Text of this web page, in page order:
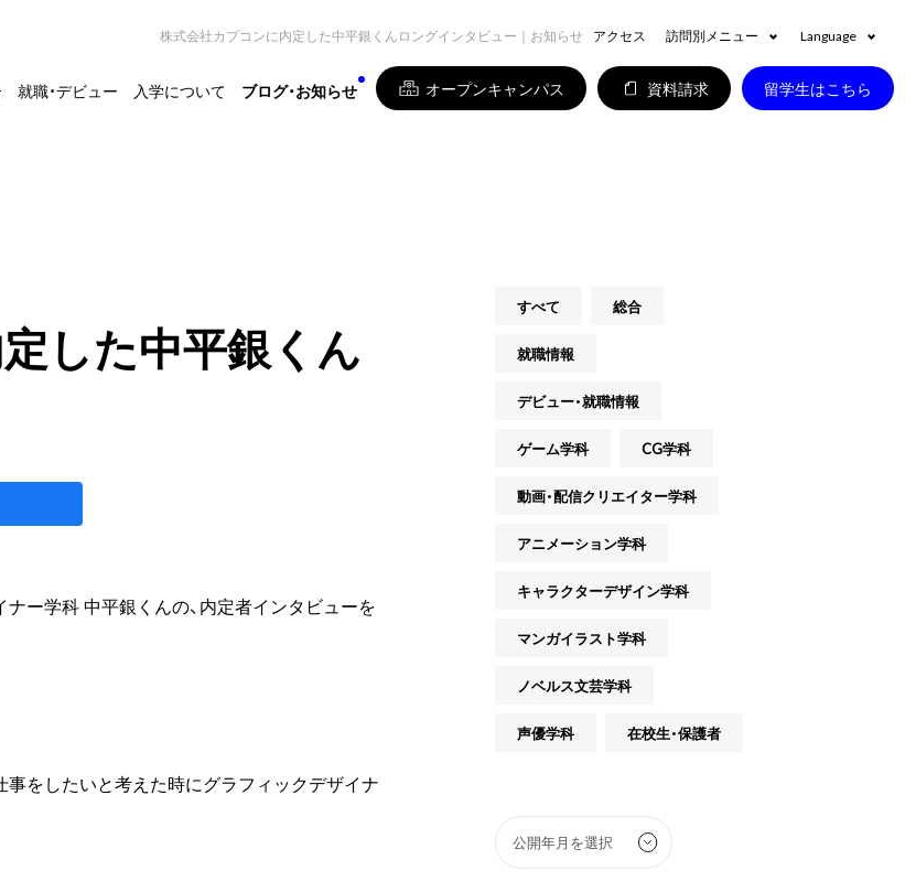
アクセス 訪問別メニュー Language
就職・デビュー 入学について ブログ・お知らせ オープンキャンパス 資料請求 留学生はこちら
株式会社カプコンに内定した中平銀くんロングインタビュー｜お知らせ
した中平銀くん
ー学科 中平銀くんの、内定者インタビューを
をしたいと考えた時にグラフィックデザイナ
すべて 総合
就職情報
デビュー・就職情報
ゲーム学科 CG学科
動画・配信クリエイター学科
アニメーション学科
キャラクターデザイン学科
マンガイラスト学科
ノベルス文芸学科
声優学科 在校生・保護者